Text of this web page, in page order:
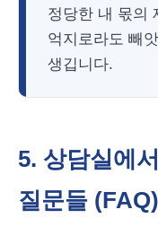
정당한 내 몫의
억지로라도 빼
생깁니다.
5. 상담실에
질문들 (FAQ)